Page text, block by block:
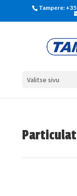
Tampere:
Valitse sivu